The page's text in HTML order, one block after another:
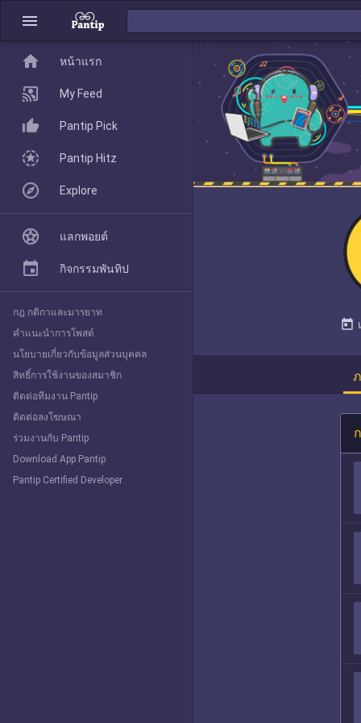
menu
today
home
Pantip Pick
Explore
home หน้าแรก
My Feed
Pantip Pick
Pantip Hitz
Explore
แลกพอยต์
กิจกรรมพันทิป
กฎ กติกาและมารยาท
คำแนะนำการโพสต์
นโยบายเกี่ยวกับข้อมูลส่วนบุคคล
สิทธิ์การใช้งานของสมาชิก
ติดต่อทีมงาน Pantip
ติดต่อลงโฆษณา
ร่วมงานกับ Pantip
Download App Pantip
Pantip Certified Developer